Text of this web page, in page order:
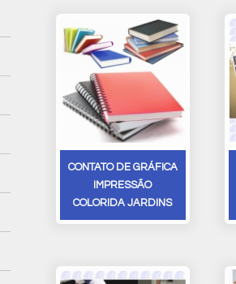
CONTATO DE GRÁFICA
IMPRESSÃO
COLORIDA JARDINS